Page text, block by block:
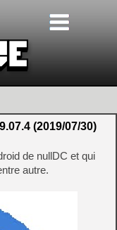
(2019/07/30)
de nullDC et qui
autre.